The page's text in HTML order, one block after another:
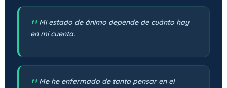
Mi estado de ánimo depende de cuánto hay
en mi cuenta.
Me he enfermado de tanto pensar en el